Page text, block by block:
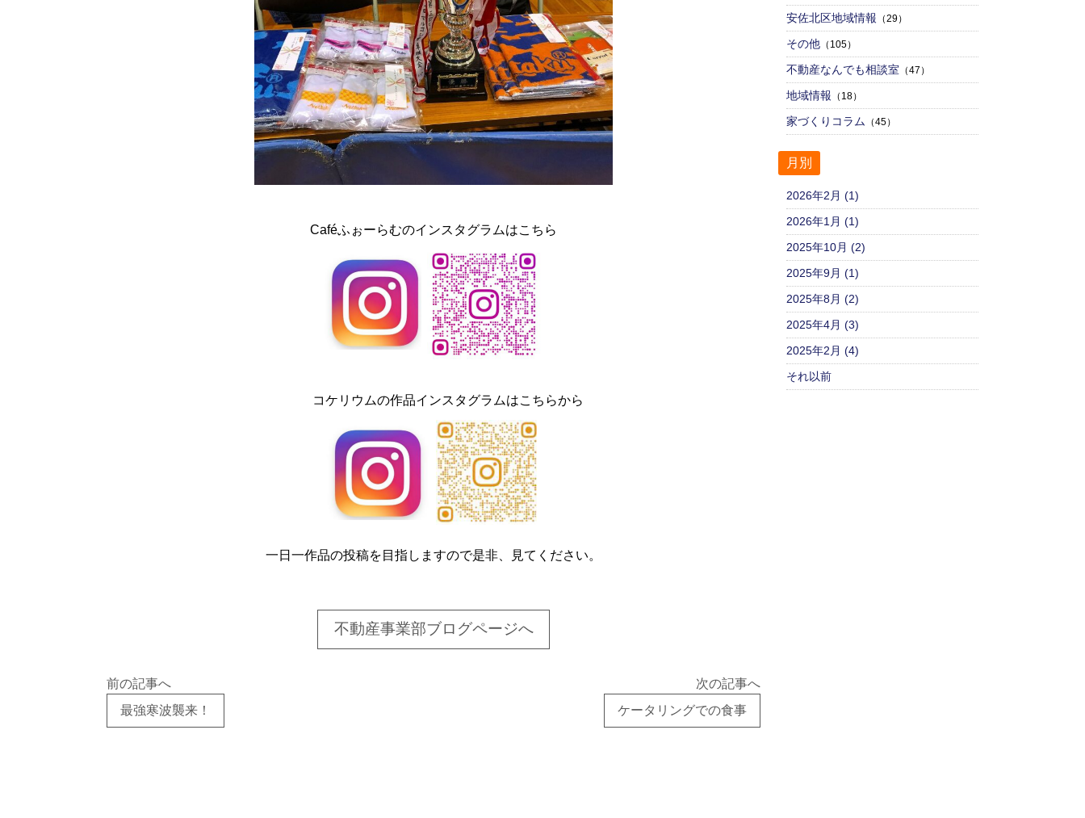
Caféふぉーらむのインスタグラムはこちら
コケリウムの作品インスタグラムはこちらから
一日一作品の投稿を目指しますので是非、見てください。
不動産事業部ブログページへ
前の記事へ
最強寒波襲来！
次の記事へ
ケータリングでの食事
安佐北区地域情報 （29）
その他（105）
不動産なんでも相談室 （47）
地域情報 （18）
家づくりコラム （45）
月別
2026年2月 (1)
2026年1月 (1)
2025年10月 (2)
2025年9月 (1)
2025年8月 (2)
2025年4月 (3)
2025年2月 (4)
それ以前